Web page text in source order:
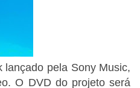
lançado pela Sony Music,
O DVD do projeto será